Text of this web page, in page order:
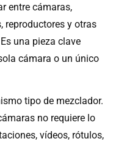
entre cámaras,
reproductores y otras
una pieza clave
cámara o un único
tipo de mezclador.
no requiere lo
vídeos, rótulos,